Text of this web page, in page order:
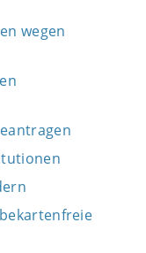
wegen